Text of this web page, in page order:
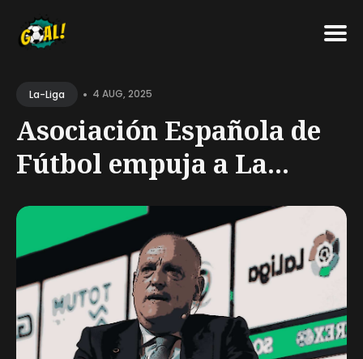
forLa-Liga • 4 AUG, 2025
Asociación Española de
Fútbol empuja a La...